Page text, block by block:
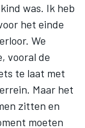
was. Ik heb
het einde
We
vooral de
te laat met
Maar het
zitten en
moeten